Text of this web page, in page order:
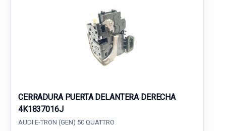
CERRADURA PUERTA DELANTERA DERECHA
4K1837016J
AUDI E-TRON (GEN) 50 QUATTRO